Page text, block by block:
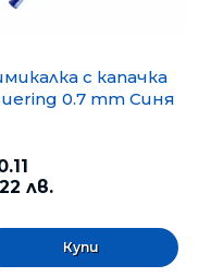
с капачка
0.7 mm Синя
лв.